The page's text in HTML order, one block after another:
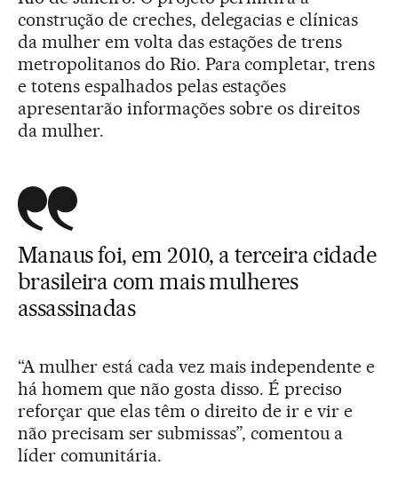
construção de creches, delegacias e clínicas
da mulher em volta das estações de trens
metropolitanos do Rio. Para completar, trens
e totens espalhados pelas estações
apresentarão informações sobre os direitos
da mulher.
Manaus foi, em 2010, a terceira cidade
brasileira com mais mulheres
assassinadas
“A mulher está cada vez mais independente e
há homem que não gosta disso. É preciso
reforçar que elas têm o direito de ir e vir e
não precisam ser submissas”, comentou a
líder comunitária.